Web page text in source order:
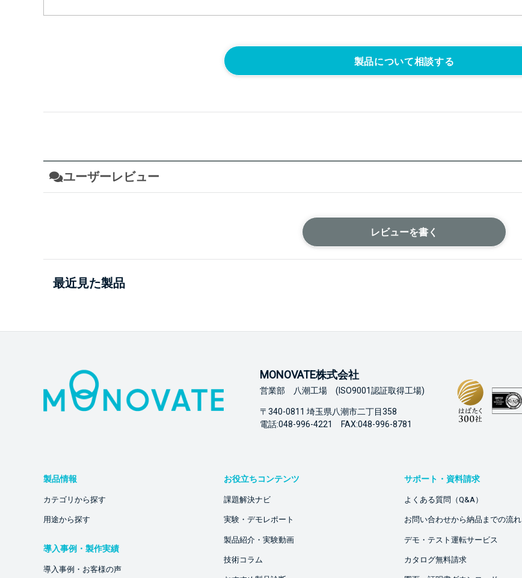
製品について相談する
ユーザーレビュー
レビューを書く
最近見た製品
MONOVATE株式会社
営業部 八潮工場 (ISO9001認証取得工場)
〒340-0811 埼玉県八潮市二丁目358
電話:048-996-4221 FAX:048-996-8781
製品情報
カテゴリから探す
用途から探す
導入事例・製作実績
導入事例・お客様の声
お役立ちコンテンツ
課題解決ナビ
実験・デモレポート
製品紹介・実験動画
技術コラム
サポート・資料請求
よくある質問（Q&A）
お問い合わせから納品までの流れ
デモ・テスト運転サービス
カタログ無料請求